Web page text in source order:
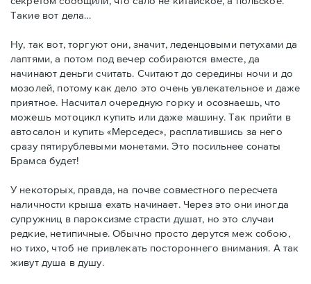
Такие вот дела…
Ну, так вот, торгуют они, значит, леденцовыми петухами да
лаптями, а потом под вечер собираются вместе, да
начинают деньги считать. Считают до середины ночи и до
мозолей, потому как дело это очень увлекательное и даже
приятное. Насчитал очередную горку и осознаешь, что
можешь мотоцикл купить или даже машину. Так прийти в
автосалон и купить «Мерседес», расплатившись за него
сразу пятирублевыми монетами. Это посильнее сонаты
Брамса будет!
У некоторых, правда, на почве совместного пересчета
наличности крыша ехать начинает. Через это они иногда
супружниц в пароксизме страсти душат, но это случаи
редкие, нетипичные. Обычно просто дерутся меж собою,
но тихо, чтоб не привлекать постороннего внимания. А так
живут душа в душу.